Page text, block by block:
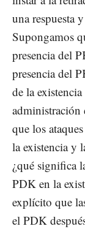
una respuesta
Supongamos
presencia del
presencia del
de la
que los
la existencia y
¿qué significa
PDK en la
explícito que
el PDK